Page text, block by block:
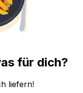
für dich?
liefern!